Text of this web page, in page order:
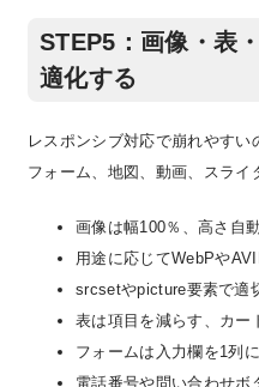
STEP5：画像・表
適化する
レスポンシブ対応で崩れやす
フォーム、地図、動画、スライ
画像は幅100％、高さ自
用途に応じてWebPや
srcsetやpicture要素で適
表は項目を減らす、カー
フォームは入力欄を1列
電話番号や問い合わせボ